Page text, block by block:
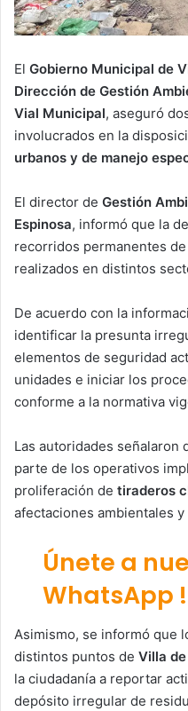
El Gobierno Municipal de
Dirección de Gestión
Vial Municipal, aseguró
involucrados en la
urbanos y de manejo
El director de Gestión
Espinosa, informó que la
recorridos permanentes
realizados en distintos
De acuerdo con la
identificar la presunta
elementos de seguridad
unidades e iniciar los
conforme a la normativa
Las autoridades señalaron
parte de los operativos
proliferación de tiraderos
afectaciones ambientales
Únete a
WhatsApp
Asimismo, se informó que
distintos puntos de Villa
la ciudadanía a reportar
depósito irregular de